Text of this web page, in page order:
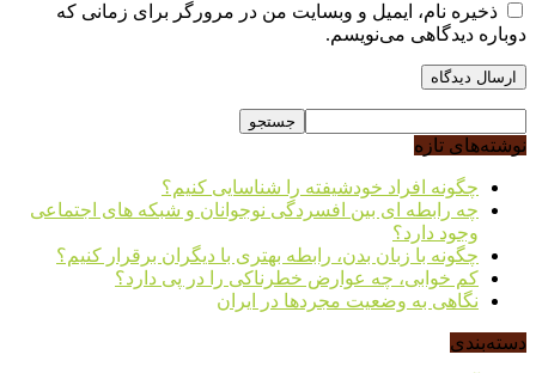
ذخیره نام، ایمیل و وبسایت من در مرورگر برای زمانی که
دوباره دیدگاهی می‌نویسم.
نوشته‌های تازه
چگونه افراد خودشیفته را شناسایی کنیم؟
چه رابطه ای بین افسردگی نوجوانان و شبکه های اجتماعی
وجود دارد؟
چگونه با زبان بدن، رابطه بهتری با دیگران برقرار کنیم؟
کم خوابی، چه عوارض خطرناکی را در پی دارد؟
نگاهی به وضعیت مجردها در ایران
دسته‌بندی